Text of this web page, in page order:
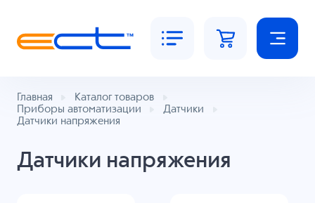
Главная
Каталог товаров
Приборы автоматизации
Датчики
Датчики напряжения
Датчики напряжения